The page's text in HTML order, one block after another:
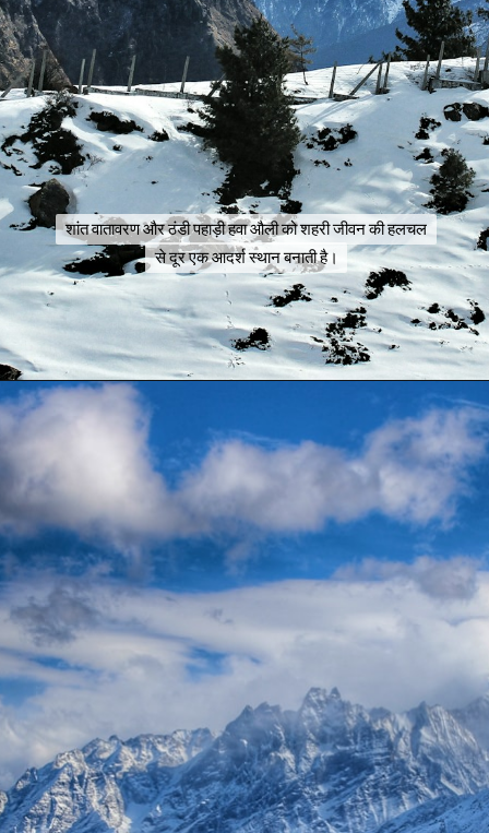
शांत वातावरण और ठंडी पहाड़ी हवा औली को शहरी जीवन की हलचल
से दूर एक आदर्श स्थान बनाती है।
शांत वातावरण और ठंडी पहाड़ी हवा औली को शहरी जीवन की हलचल
से दूर एक आदर्श स्थान बनाती है।